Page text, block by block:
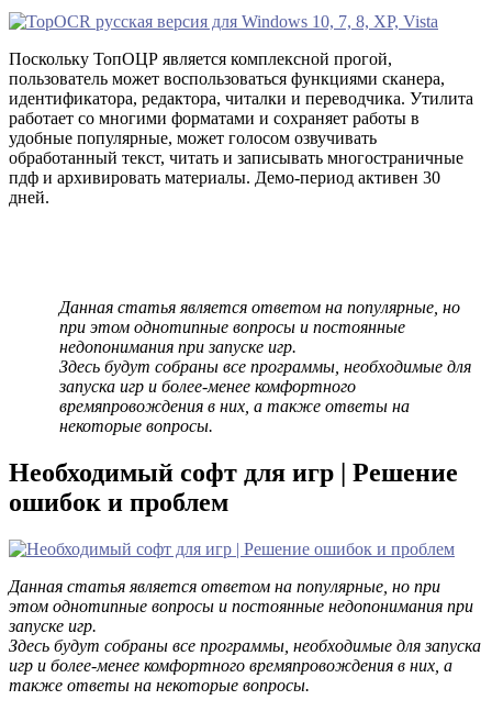
Поскольку ТопОЦР является комплексной прогой,
пользователь может воспользоваться функциями сканера,
идентификатора, редактора, читалки и переводчика. Утилита
работает со многими форматами и сохраняет работы в
удобные популярные, может голосом озвучивать
обработанный текст, читать и записывать многостраничные
пдф и архивировать материалы. Демо-период активен 30
дней.
Данная статья является ответом на популярные, но
при этом однотипные вопросы и постоянные
недопонимания при запуске игр.
Здесь будут собраны все программы, необходимые для
запуска игр и более-менее комфортного
времяпровождения в них, а также ответы на
некоторые вопросы.
Необходимый софт для игр | Решение
ошибок и проблем
Данная статья является ответом на популярные, но при
этом однотипные вопросы и постоянные недопонимания при
запуске игр.
Здесь будут собраны все программы, необходимые для запуска
игр и более-менее комфортного времяпровождения в них, а
также ответы на некоторые вопросы.